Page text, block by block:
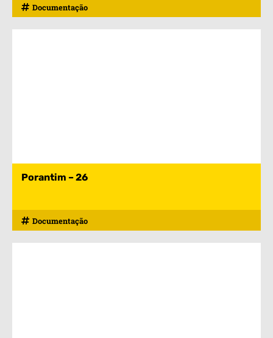
Documentação
Porantim – 26
Documentação